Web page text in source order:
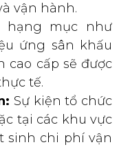
vận hành.
hạng mục như
ứng sân khấu
cao cấp sẽ được
tế.
Sự kiện tổ chức
tại các khu vực
sinh chi phí vận